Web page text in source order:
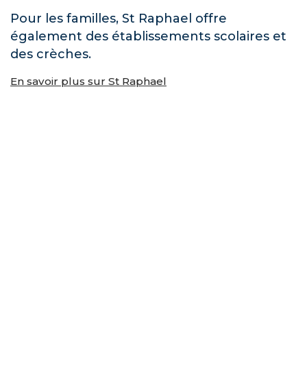
Pour les familles, St Raphael offre
également des établissements scolaires et
des crèches.
En savoir plus sur St Raphael